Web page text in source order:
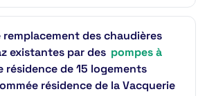
remplacement des chaudières
existantes par des pompes à
résidence de 15 logements
résidence de la Vacquerie